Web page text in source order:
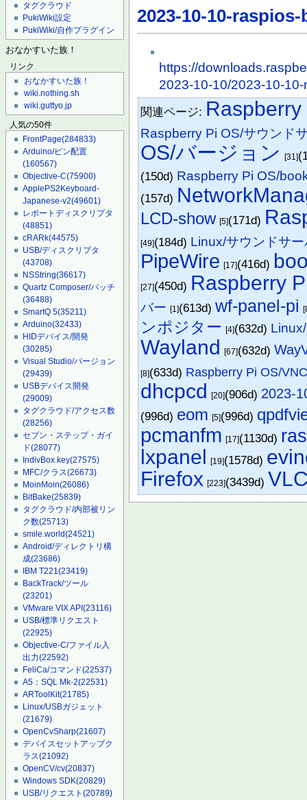
タグクラウド
PukiWiki設定
PukiWiki/自作プラグイン
おなかすいた族！
リンク
おなかすいた族！
wiki.nothing.sh
wiki.guttyo.jp
人気の50件
FrontPage(284833)
Arduino/ピン配置
(160567)
Objective-C(75900)
ApplePS2Keyboard-
Japanese-v2(49601)
レポートディスクリプタ
(48851)
cRARk(44575)
USB/ディスクリプタ
(43708)
NSString(36617)
Quartz Composer/パッチ
(36488)
SmartQ 5(35211)
Arduino(32433)
HIDデバイス/開発
(30285)
Visual Studio/バージョン
(29439)
USBデバイス開発
(29009)
タグクラウド/アクセス数
(28256)
セブン・ステップ・ガイ
ド(28077)
IndivBox.key(27575)
MFC/クラス(26673)
MoinMoin(26086)
BitBake(25839)
タグクラウド/内部被リン
ク数(25713)
smile.world(24521)
Android/ディレクトリ構
成(23686)
IBM T221(23419)
BackTrack/ツール
(23201)
VMware VIX API(23116)
USB/標準リクエスト
(22925)
Objective-C/ファイル入
出力(22592)
FeliCa/コマンド(22537)
A5：SQL Mk-2(22531)
ARToolKit(21785)
Linux/USBガジェット
(21679)
OpenCvSharp(21607)
デバイスセットアップク
ラス(21092)
OpenCV/cv(20837)
Windows SDK(20829)
USB/リクエスト(20789)
2023-10-10-
https://
2023-10-10/2023-10-
関連ページ: Raspberry
Raspberry Pi OS/サウンド
OS/バージョン [31]
(150d) Raspberry Pi OS/
(157d)
LCD-show [5](171d)
[49](184d) Linux/サウンドサー
PipeWire [17](416d)
[27](450d) Raspberry
バー [1](613d)wf-panel-pi
ンポジター [4](632d)
Wayland [67](632d)
[8](633d) Raspberry Pi OS/
dhcpcd [20](906d) 2023-
(996d) eom [5](996d)
pcmanfm [17](1130d)
lxpanel [19](1578d)
Firefox [223](3439d)